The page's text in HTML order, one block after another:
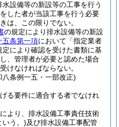
水設備等の新設等の工事を行う
した者が当該工事を行う必要
は、この限りでない。
の規定により排水設備等の新設
五条第一項において「指定業者
定により確認を受けた書類に基
、管理者が必要と認めた場合
けなければならない。
条例一五・一部改正)
る要件に適合する者でなけれ
より、排水設備工事責任技術
いう。)及び排水設備工事配管